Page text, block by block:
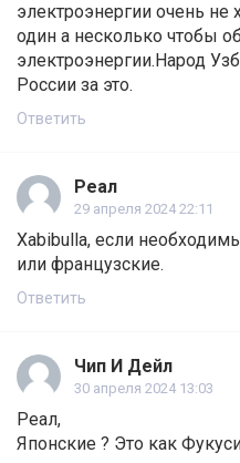
электроэнергии очень не
один а несколько чтобы
электроэнергии.Народ
России за это.
Ответить
Реал
29 апреля 2024 22:11
Xabibulla, если
или французские.
Ответить
Чип И Дейл
30 апреля 2024 13:03
Реал,
Японские ? Это как